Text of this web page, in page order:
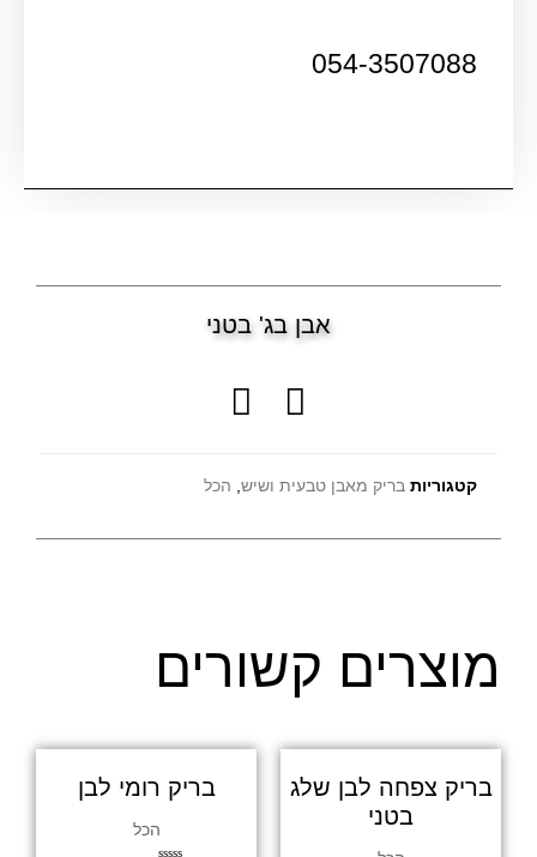
054-3507088
אבן בג' בטני
קטגוריות בריק מאבן טבעית ושיש הכל
מוצרים קשורים
בריק צפחה לבן שלג
בטני
בריק רומי לבן
הכל